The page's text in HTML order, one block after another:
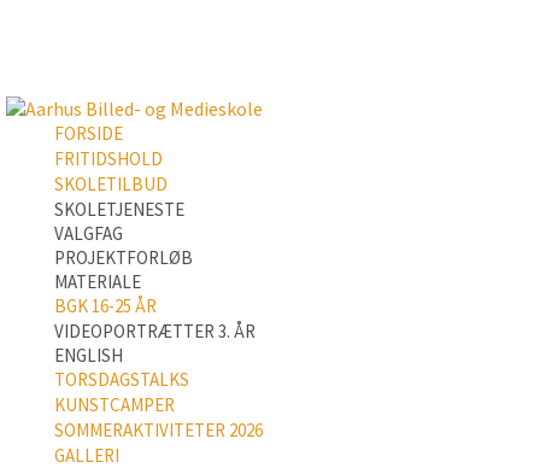
FORSIDE
FRITIDSHOLD
SKOLETILBUD
SKOLETJENESTE
VALGFAG
PROJEKTFORLØB
MATERIALE
BGK 16-25 ÅR
VIDEOPORTRÆTTER 3. ÅR
ENGLISH
TORSDAGSTALKS
KUNSTCAMPER
SOMMERAKTIVITETER 2026
GALLERI